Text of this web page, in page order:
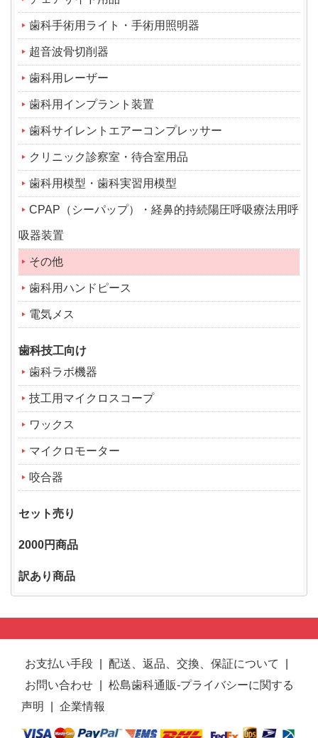
歯科手術用ライト・手術用照明器
超音波骨切削器
歯科用レーザー
歯科用インプラント装置
歯科サイレントエアーコンプレッサー
クリニック診察室・待合室用品
歯科用模型・歯科実習用模型
CPAP（シーパップ）・経鼻的持続陽圧呼吸療法用呼
吸器装置
その他
歯科用ハンドピース
電気メス
歯科技工向け
歯科ラボ機器
技工用マイクロスコープ
ワックス
マイクロモーター
咬合器
セット売り
2000円商品
訳あり商品
お支払い手段 配送、返品、交換、保証について
お問い合わせ
松島歯科通販-プライバシーに関する
声明
企業情報